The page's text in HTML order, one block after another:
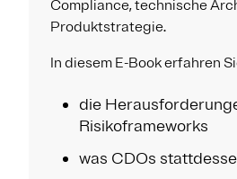
Compliance, technische
Produktstrategie.
In diesem E-Book erfahren
die
Risikoframeworks
was CDOs